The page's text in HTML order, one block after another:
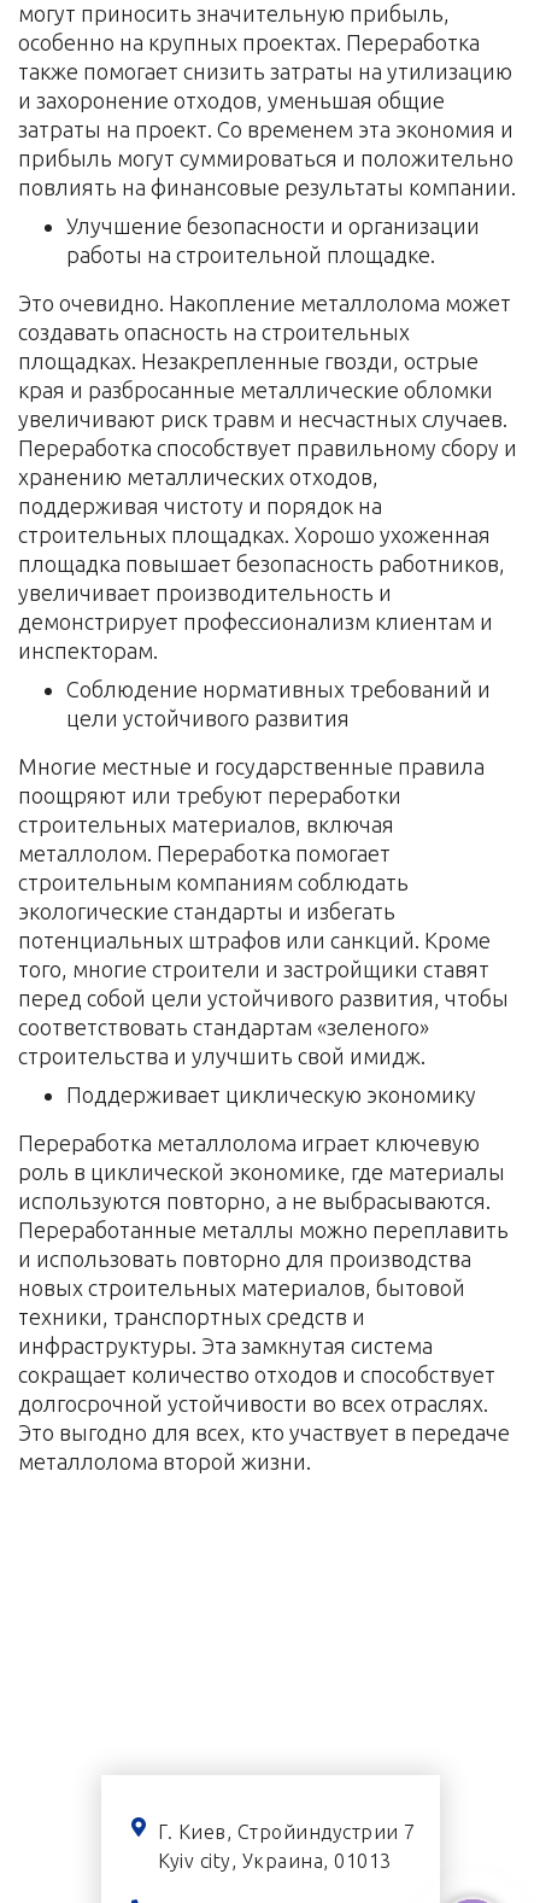
могут приносить значительную прибыль,
особенно на крупных проектах. Переработка
также помогает снизить затраты на утилизацию
и захоронение отходов, уменьшая общие
затраты на проект. Со временем эта экономия и
прибыль могут суммироваться и положительно
повлиять на финансовые результаты компании.
Улучшение безопасности и организации
работы на строительной площадке.
Это очевидно. Накопление металлолома может
создавать опасность на строительных
площадках. Незакрепленные гвозди, острые
края и разбросанные металлические обломки
увеличивают риск травм и несчастных случаев.
Переработка способствует правильному сбору и
хранению металлических отходов,
поддерживая чистоту и порядок на
строительных площадках. Хорошо ухоженная
площадка повышает безопасность работников,
увеличивает производительность и
демонстрирует профессионализм клиентам и
инспекторам.
Соблюдение нормативных требований и
цели устойчивого развития
Многие местные и государственные правила
поощряют или требуют переработки
строительных материалов, включая
металлолом. Переработка помогает
строительным компаниям соблюдать
экологические стандарты и избегать
потенциальных штрафов или санкций. Кроме
того, многие строители и застройщики ставят
перед собой цели устойчивого развития, чтобы
соответствовать стандартам «зеленого»
строительства и улучшить свой имидж.
Поддерживает циклическую экономику
Переработка металлолома играет ключевую
роль в циклической экономике, где материалы
используются повторно, а не выбрасываются.
Переработанные металлы можно переплавить
и использовать повторно для производства
новых строительных материалов, бытовой
техники, транспортных средств и
инфраструктуры. Эта замкнутая система
сокращает количество отходов и способствует
долгосрочной устойчивости во всех отраслях.
Это выгодно для всех, кто участвует в передаче
металлолома второй жизни.
Г. Киев, Стройиндустрии 7
Kyiv city, Украина, 01013